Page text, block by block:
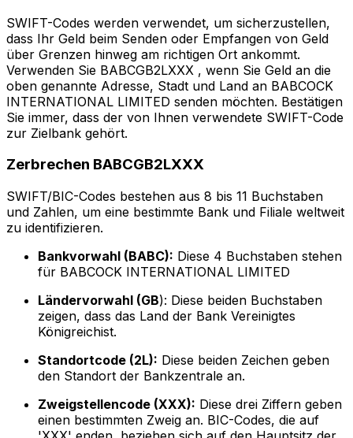
SWIFT-Codes werden verwendet, um sicherzustellen,
dass Ihr Geld beim Senden oder Empfangen von Geld
über Grenzen hinweg am richtigen Ort ankommt.
Verwenden Sie BABCGB2LXXX , wenn Sie Geld an die
oben genannte Adresse, Stadt und Land an BABCOCK
INTERNATIONAL LIMITED senden möchten. Bestätigen
Sie immer, dass der von Ihnen verwendete SWIFT-Code
zur Zielbank gehört.
Zerbrechen BABCGB2LXXX
SWIFT/BIC-Codes bestehen aus 8 bis 11 Buchstaben
und Zahlen, um eine bestimmte Bank und Filiale weltweit
zu identifizieren.
Bankvorwahl (BABC): Diese 4 Buchstaben stehen
für BABCOCK INTERNATIONAL LIMITED
Ländervorwahl (GB): Diese beiden Buchstaben
zeigen, dass das Land der Bank Vereinigtes
Königreichist.
Standortcode (2L): Diese beiden Zeichen geben
den Standort der Bankzentrale an.
Zweigstellencode (XXX): Diese drei Ziffern geben
einen bestimmten Zweig an. BIC-Codes, die auf